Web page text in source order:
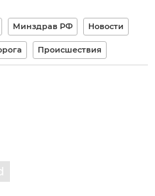
Минздрав РФ Новости
Происшествия